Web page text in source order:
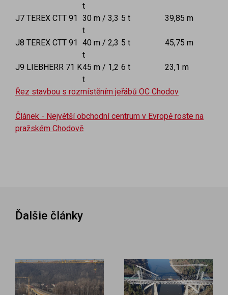
t
J7 TEREX CTT 91 30 m / 3,3
t
5 t 39,85 m
J8 TEREX CTT 91 40 m / 2,3
t
5 t 45,75 m
J9 LIEBHERR 71 K45 m / 1,2
t
6 t 23,1 m
Řez stavbou s rozmístěním jeřábů OC Chodov
Článek - Největší obchodní centrum v Evropě roste na
pražském Chodově
Ďalšie články